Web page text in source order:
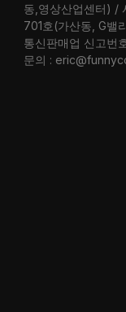
동,영상산업센터) /
701호(가산동, G밸
통신판매업 신고번
문의 :